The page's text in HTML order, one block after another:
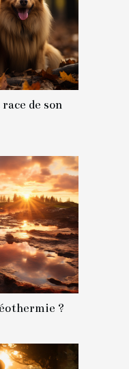
de son
?